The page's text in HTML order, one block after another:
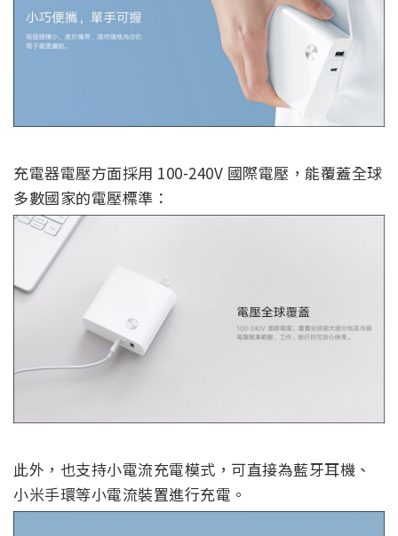
充電器電壓方面採用 100-240V 國際電壓，能覆蓋全球
多數國家的電壓標準：
此外，也支持小電流充電模式，可直接為藍牙耳機、
小米手環等小電流裝置進行充電。